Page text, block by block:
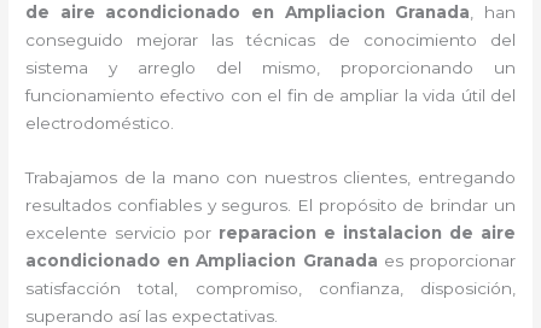
de aire acondicionado en Ampliacion Granada , han
conseguido mejorar las técnicas de conocimiento del
sistema y arreglo del mismo, proporcionando un
funcionamiento efectivo con el fin de ampliar la vida útil del
electrodoméstico.
Trabajamos de la mano con nuestros clientes, entregando
resultados confiables y seguros. El propósito de brindar un
excelente servicio por reparacion e instalacion de aire
acondicionado en Ampliacion Granada es proporcionar
satisfacción total, compromiso, confianza, disposición,
superando así las expectativas.